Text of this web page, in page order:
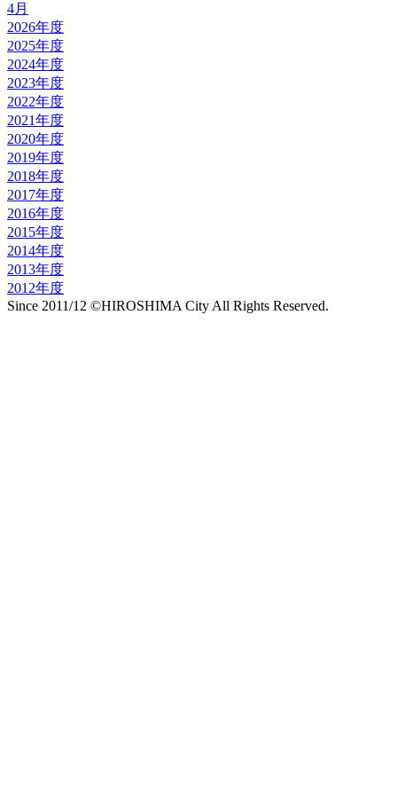
4月
2026年度
2025年度
2024年度
2023年度
2022年度
2021年度
2020年度
2019年度
2018年度
2017年度
2016年度
2015年度
2014年度
2013年度
2012年度
Since 2011/12 ©HIROSHIMA City All Rights Reserved.